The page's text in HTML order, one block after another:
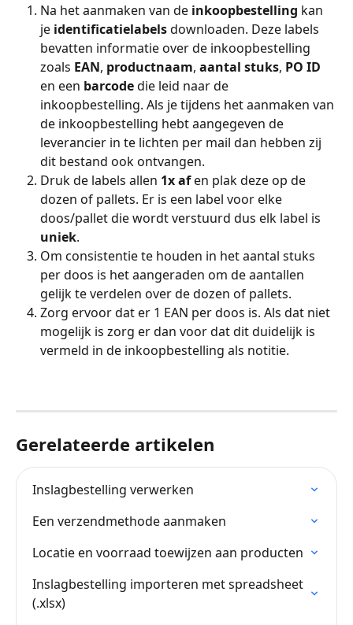
Na het aanmaken van de inkoopbestelling kan
je identificatielabels downloaden. Deze labels
bevatten informatie over de inkoopbestelling
zoals EAN, productnaam, aantal stuks, PO ID
en een barcode die leid naar de
inkoopbestelling. Als je tijdens het aanmaken van
de inkoopbestelling hebt aangegeven de
leverancier in te lichten per mail dan hebben zij
dit bestand ook ontvangen.
Druk de labels allen 1x af en plak deze op de
dozen of pallets. Er is een label voor elke
doos/pallet die wordt verstuurd dus elk label is
uniek.
Om consistentie te houden in het aantal stuks
per doos is het aangeraden om de aantallen
gelijk te verdelen over de dozen of pallets.
Zorg ervoor dat er 1 EAN per doos is. Als dat niet
mogelijk is zorg er dan voor dat dit duidelijk is
vermeld in de inkoopbestelling als notitie.
Gerelateerde artikelen
Inslagbestelling verwerken
Een verzendmethode aanmaken
Locatie en voorraad toewijzen aan producten
Inslagbestelling importeren met spreadsheet
(.xlsx)